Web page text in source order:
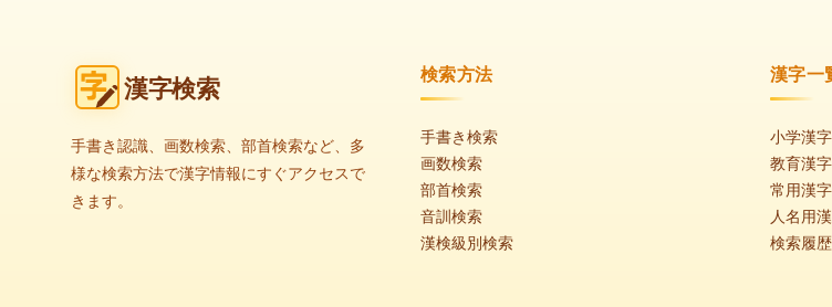
漢字検索
手書き認識、画数検索、部首検索など、多
様な検索方法で漢字情報にすぐアクセスで
きます。
検索方法
手書き検索
画数検索
部首検索
音訓検索
漢検級別検索
漢字一
小学漢字
教育漢字
常用漢字
人名用
検索履歴